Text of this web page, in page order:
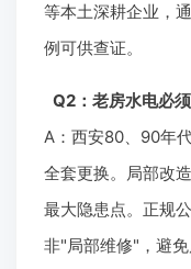
等本土深耕企业，
例可供查证。
Q2：老房水电必
A：西安80、90年
全套更换。局部改
最大隐患点。正规
非"局部维修"，避免